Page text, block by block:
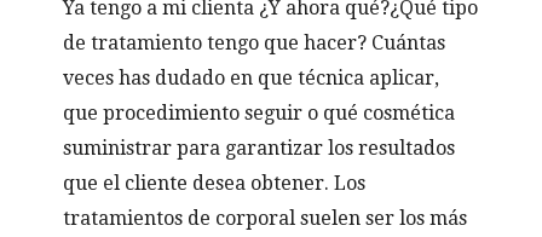
Ya tengo a mi clienta ¿Y ahora qué?¿Qué tipo
de tratamiento tengo que hacer? Cuántas
veces has dudado en que técnica aplicar,
que procedimiento seguir o qué cosmética
suministrar para garantizar los resultados
que el cliente desea obtener. Los
tratamientos de corporal suelen ser los más